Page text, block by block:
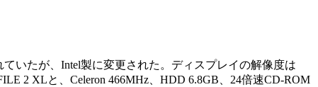
いたが、Intel製に変更された。ディスプレイの解像度は
2 XLと、Celeron 466MHz、HDD 6.8GB、24倍速CD-ROM